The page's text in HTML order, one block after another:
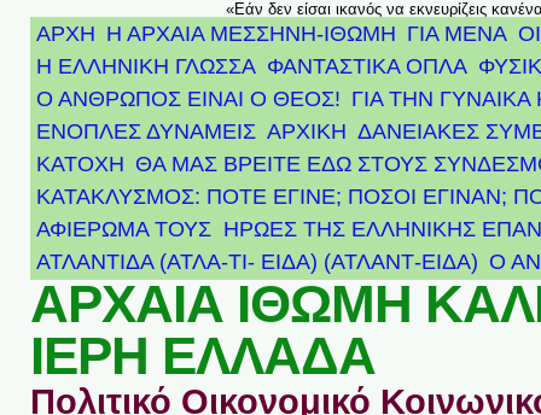
«Εάν δεν είσαι ικανός να εκνευρίζεις
ΑΡΧΗ Η ΑΡΧΑΙΑ ΜΕΣΣΗΝΗ-ΙΘΩΜΗ ΓΙΑ ΜΕΝΑ
Η ΕΛΛΗΝΙΚΗ ΓΛΩΣΣΑ ΦΑΝΤΑΣΤΙΚΑ ΟΠΛΑ
Ο ΑΝΘΡΩΠΟΣ ΕΙΝΑΙ Ο ΘΕΟΣ! ΓΙΑ ΤΗΝ ΓΥΝΑΙΚΑ
ΕΝΟΠΛΕΣ ΔΥΝΑΜΕΙΣ ΑΡΧΙΚΉ ΔΑΝΕΙΑΚΕΣ
ΚΑΤΟΧΗ ΘΑ ΜΑΣ ΒΡΕΙΤΕ ΕΔΩ ΣΤΟΥΣ
ΚΑΤΑΚΛΥΣΜΟΣ: ΠΟΤΕ ΕΓΙΝΕ; ΠΟΣΟΙ ΕΓΙΝΑΝ;
ΑΦΙΈΡΩΜΑ ΤΟΥΣ ΉΡΩΕΣ ΤΗΣ ΕΛΛΗΝΙΚΉΣ
ΑΤΛΑΝΤΊΔΑ (ΑΤΛΑ-ΤΙ- ΕΙΔΑ) (ΑΤΛΑΝΤ-ΕΙΔΑ) Ο
ΑΡΧΑΙΑ ΙΘΩΜΗ
ΙΕΡΗ ΕΛΛΑΔΑ
Πολιτικό Οικονομικό